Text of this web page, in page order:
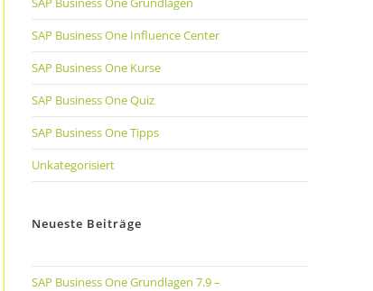
SAP Business One Influence Center
SAP Business One Kurse
SAP Business One Quiz
SAP Business One Tipps
Unkategorisiert
Neueste Beiträge
SAP Business One Grundlagen 7.9 –